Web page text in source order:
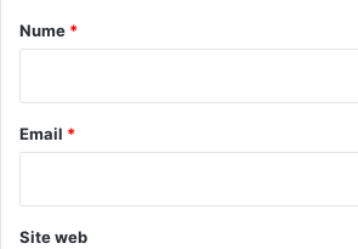
r
*
Nume *
Email *
Site web